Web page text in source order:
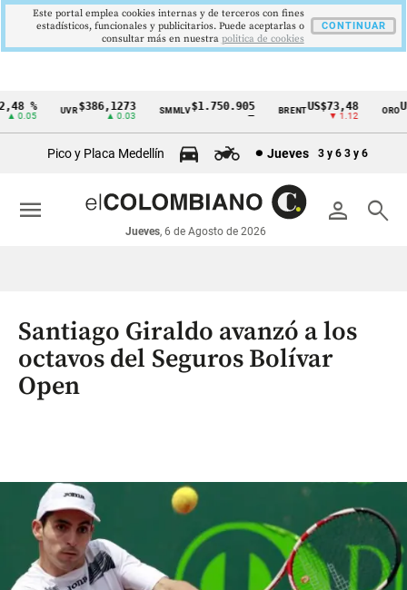
Cintillo
económicos
Colombia
%
0.05
UVR$386,1273
▲ 0.03
SMMLV$1.750.905 BRENTUS$73,48
▼ 1.12
ORO
Pico y Placa Medellín Jueves 3 y 6 3 y 6
person search
Jueves, 6 de Agosto de 2026
menu
Santiago Giraldo avanzó a los
octavos del Seguros Bolívar
Open
Este portal emplea cookies internas y de terceros con fines
estadísticos, funcionales y publicitarios. Puede aceptarlas o
consultar más en nuestra politica de cookies
CONTINUAR